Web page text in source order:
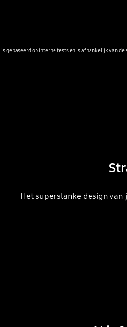
gebaseerd op interne tests en is afhankelijk van
Het superslanke design van